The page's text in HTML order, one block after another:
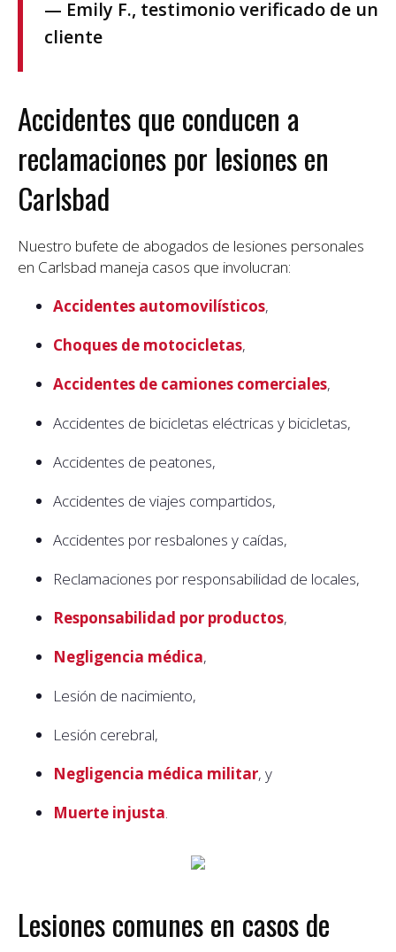
— Emily F., testimonio verificado de un
cliente
Accidentes que conducen a
reclamaciones por lesiones en
Carlsbad
Nuestro bufete de abogados de lesiones personales
en Carlsbad maneja casos que involucran:
Accidentes automovilísticos,
Choques de motocicletas,
Accidentes de camiones comerciales,
Accidentes de bicicletas eléctricas y bicicletas,
Accidentes de peatones,
Accidentes de viajes compartidos,
Accidentes por resbalones y caídas,
Reclamaciones por responsabilidad de locales,
Responsabilidad por productos,
Negligencia médica,
Lesión de nacimiento,
Lesión cerebral,
Negligencia médica militar, y
Muerte injusta.
Lesiones comunes en casos de